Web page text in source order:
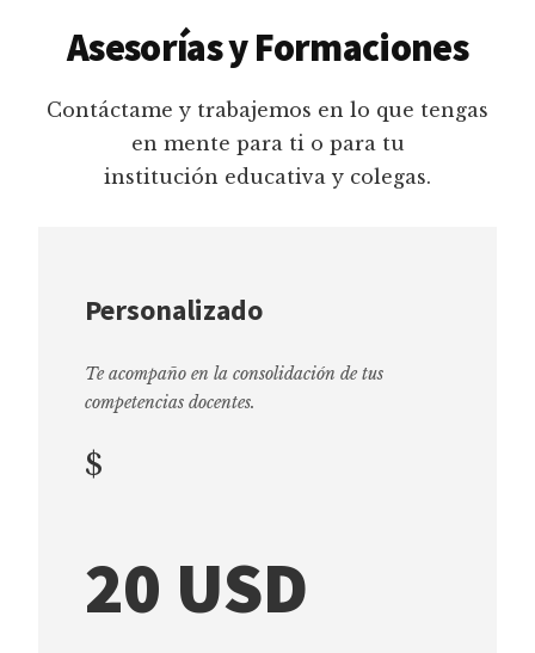
Asesorías y Formaciones
Contáctame y trabajemos en lo que tengas
en mente para ti o para tu
institución educativa y colegas.
Personalizado
Te acompaño en la consolidación de tus
competencias docentes.
$
20 USD